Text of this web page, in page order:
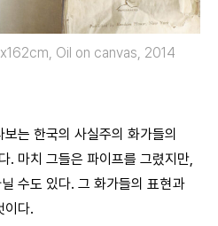
Oil on canvas, 2014
는 한국의 사실주의 화가들의
. 마치 그들은 파이프를 그렸지만,
수도 있다. 그 화가들의 표현과
이다.